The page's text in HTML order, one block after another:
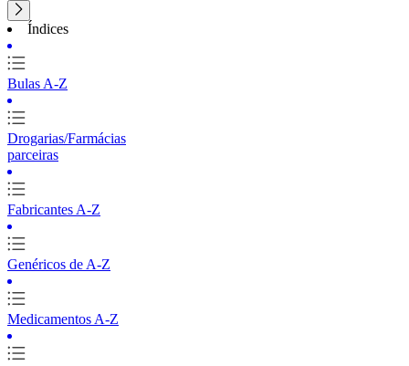
Índices
Bulas A-Z
Drogarias/Farmácias
parceiras
Fabricantes A-Z
Genéricos de A-Z
Medicamentos A-Z